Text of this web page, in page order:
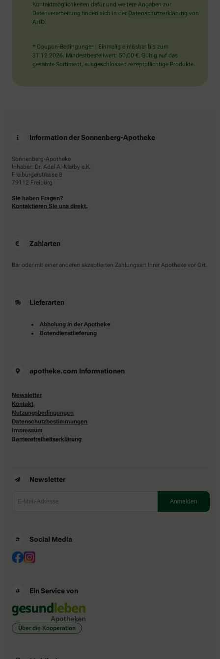
Kontaktmöglichkeiten dafür und weitere Angaben zur
Datenverarbeitung finden sich in der Datenschutzerklärung von
AHD.
* Coupon-Bedingungen: Einmalig einlösbar bis zum
31.12.2026. Mindestbestellwert: 50,00 €. Gültig auf das
gesamte Sortiment, ausgeschlossen rezeptpflichtige Produkte.
Information der Sonnenberg-Apotheke
Sonnenberg-Apotheke
Inhaber: Dr. Adel Al-Marby e.K.
Freiburgerstrasse 8
79112 Freiburg
Sie haben Fragen?
Kontaktieren Sie uns direkt.
Zahlarten
Bar oder mit einer anderen akzeptierten Zahlungsart Ihrer Apotheke vor Ort.
Lieferarten
Abholung in der Apotheke
Botendienstlieferung
apotheke.com Informationen
Newsletter
Kontakt
Nutzungsbedingungen
Datenschutzbestimmungen
Impressum
Barrierefreiheitserklärung
Newsletter
Social Media
Ein Service von
Über die Kooperation